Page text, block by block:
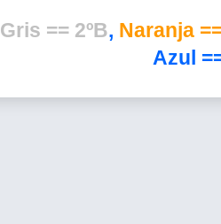
Gris == 2ºB, Naranja
Azul